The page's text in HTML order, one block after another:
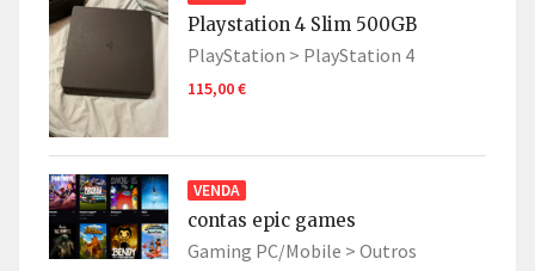
Playstation 4 Slim 500GB
PlayStation > PlayStation 4
115,00 €
VENDA
contas epic games
Gaming PC/Mobile > Outros